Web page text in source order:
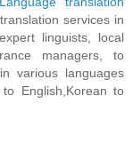
services in
linguists, local
managers, to
various languages
English,Korean to